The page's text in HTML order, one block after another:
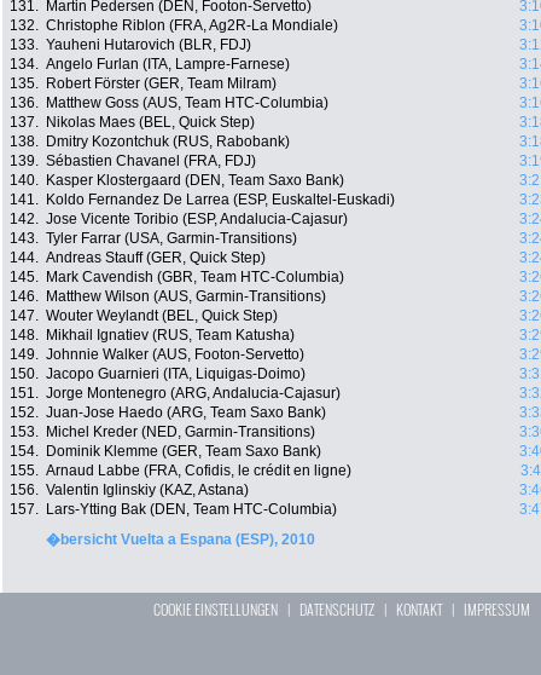
131.
Martin Pedersen (DEN, Footon-Servetto)
132. Christophe Riblon (FRA, Ag2R-La Mondiale)
133. Yauheni Hutarovich (BLR, FDJ)
134. Angelo Furlan (ITA, Lampre-Farnese)
135.
Robert Förster (GER, Team Milram)
136.
Matthew Goss (AUS, Team HTC-Columbia)
137.
Nikolas Maes (BEL, Quick Step)
138.
Dmitry Kozontchuk (RUS, Rabobank)
139. Sébastien Chavanel (FRA, FDJ)
140.
Kasper Klostergaard (DEN, Team Saxo Bank)
141.
Koldo Fernandez De Larrea (ESP, Euskaltel-Euskadi)
142. Jose Vicente Toribio (ESP, Andalucia-Cajasur)
143. Tyler Farrar (USA, Garmin-Transitions)
144. Andreas Stauff (GER, Quick Step)
145.
Mark Cavendish (GBR, Team HTC-Columbia)
146.
Matthew Wilson (AUS, Garmin-Transitions)
147. Wouter Weylandt (BEL, Quick Step)
148.
Mikhail Ignatiev (RUS, Team Katusha)
149. Johnnie Walker (AUS, Footon-Servetto)
150. Jacopo Guarnieri (ITA, Liquigas-Doimo)
151. Jorge Montenegro (ARG, Andalucia-Cajasur)
152. Juan-Jose Haedo (ARG, Team Saxo Bank)
153.
Michel Kreder (NED, Garmin-Transitions)
154.
Dominik Klemme (GER, Team Saxo Bank)
155. Arnaud Labbe (FRA, Cofidis, le crédit en ligne)
156. Valentin Iglinskiy (KAZ, Astana)
157.
Lars-Ytting Bak (DEN, Team HTC-Columbia)
�bersicht Vuelta a Espana (ESP), 2010
COOKIE EINSTELLUNGEN | DATENSCHUTZ | KONTAKT| IMPRESSUM